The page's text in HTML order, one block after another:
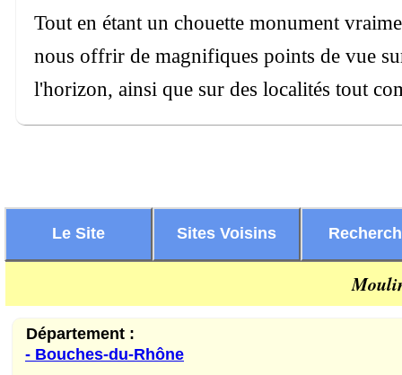
Tout en étant un chouette monument
nous offrir de magnifiques points de vue
l'horizon, ainsi que sur des localités tout
Le Site Sites Voisins
Département :
- Bouches-du-Rhône